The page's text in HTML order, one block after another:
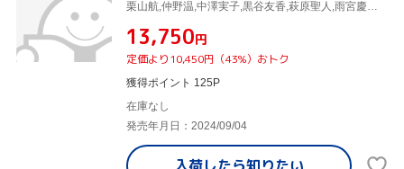
¥13,750円
定価より10,450円（43%）おトク
獲得ポイント 125P
在庫なし
発売年月日：2024/09/04